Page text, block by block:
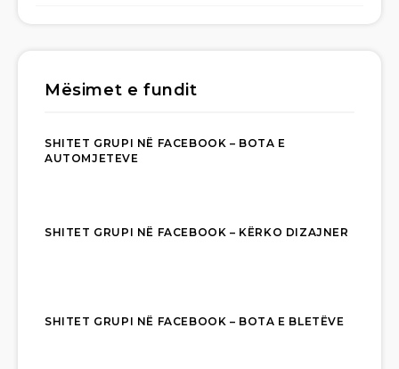
Mësimet e fundit
SHITET GRUPI NË FACEBOOK – BOTA E
AUTOMJETEVE
SHITET GRUPI NË FACEBOOK – KËRKO DIZAJNER
SHITET GRUPI NË FACEBOOK – BOTA E BLETËVE